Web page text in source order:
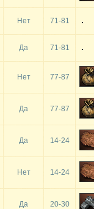
Нет 71-81
Да 71-81
Нет 77-87
Да 77-87
Да 14-24
Нет 14-24
Да 20-30